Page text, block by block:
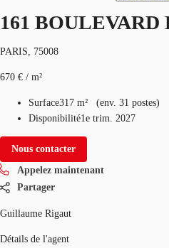
161 BOULEVARD
PARIS, 75008
670 € / m²
Surface317 m² (env. 31 postes)
Disponibilité1e trim. 2027
Nous contacter
Appelez maintenant
Partager
Guillaume Rigaut
Détails de l'agent